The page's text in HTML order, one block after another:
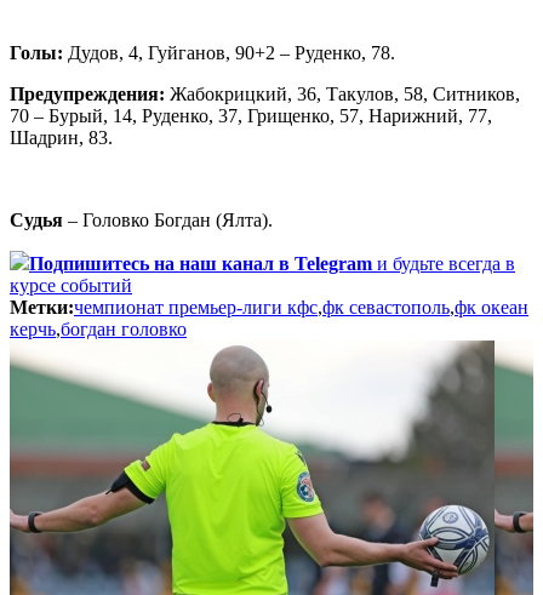
Голы: Дудов, 4, Гуйганов, 90+2 – Руденко, 78.
Предупреждения: Жабокрицкий, 36, Такулов, 58, Ситников,
70 – Бурый, 14, Руденко, 37, Грищенко, 57, Нарижний, 77,
Шадрин, 83.
Судья – Головко Богдан (Ялта).
Подпишитесь на наш канал в Telegram и будьте всегда в
курсе событий
Метки:чемпионат премьер-лиги кфс,фк севастополь,фк океан
керчь,богдан головко